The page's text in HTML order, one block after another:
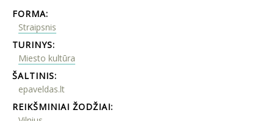
FORMA:
Straipsnis
TURINYS:
Miesto kultūra
ŠALTINIS:
epaveldas.lt
REIKŠMINIAI ŽODŽIAI: